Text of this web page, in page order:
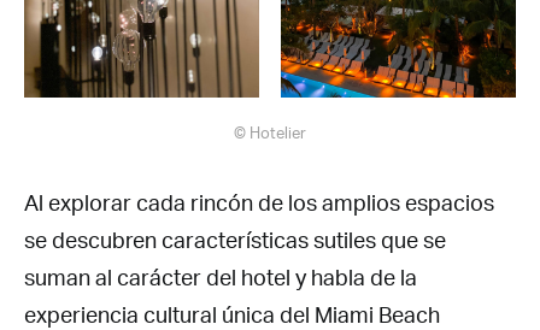
© Hotelier
Al explorar cada rincón de los amplios espacios
se descubren características sutiles que se
suman al carácter del hotel y habla de la
experiencia cultural única del Miami Beach